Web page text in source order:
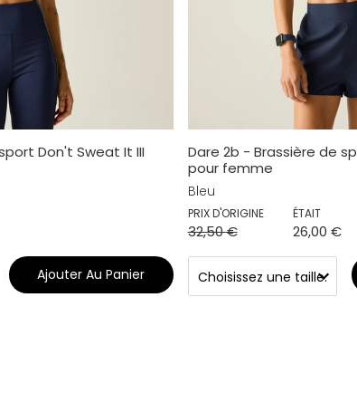
Don't Sweat It III
Ajouter Au Panier
Dare 2b - Brassière de
pour femme
Bleu
PRIX D'ORIGINE
32,50 €
ÉTAIT
26,00 €